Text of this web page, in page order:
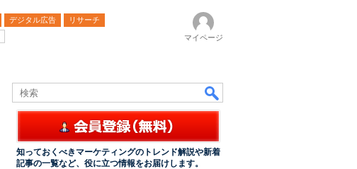
デジタル広告
リサーチ
マイページ
知っておくべきマーケティングのトレンド解説や新着
記事の一覧など、役に立つ情報をお届けします。